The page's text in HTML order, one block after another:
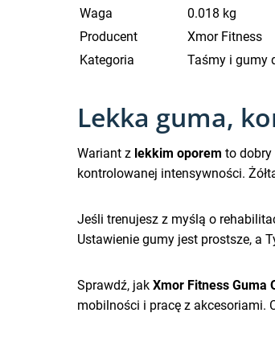
Waga
0.018 kg
Producent
Xmor Fitness
Kategoria
Taśmy i gumy
Lekka guma,
Wariant z lekkim oporem to dobry
kontrolowanej intensywności.
Jeśli trenujesz z myślą o
Ustawienie gumy jest prostsze, a
Sprawdź, jak Xmor Fitness Guma
mobilności i pracę z akcesoriami.